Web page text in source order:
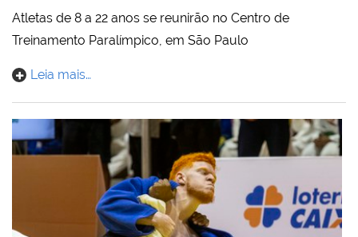
Atletas de 8 a 22 anos se reunirão no Centro de
Treinamento Paralímpico, em São Paulo
Leia mais…